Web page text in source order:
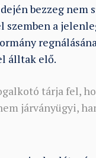
bezzeg nem
szemben a
álltak elő.
tárja fel,
járványügyi,